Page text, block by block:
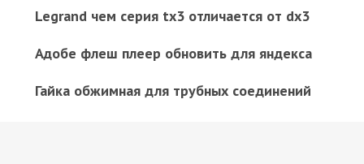
Legrand чем серия tx3 отличается от dx3
Адобе флеш плеер обновить для яндекса
Гайка обжимная для трубных соединений